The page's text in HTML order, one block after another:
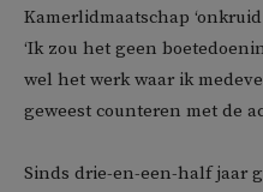
Kamerlidmaatschap
‘Ik zou het geen
wel het werk waar ik
geweest counteren met de
Sinds drie-en-een-half jaar